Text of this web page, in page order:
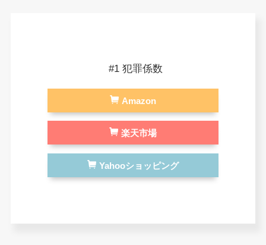
#1 犯罪係数
Amazon
楽天市場
Yahooショッピング